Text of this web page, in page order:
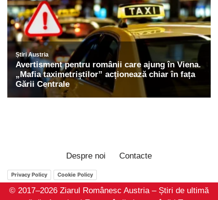
Despre noi Contacte
Privacy Policy Cookie Policy
© 2017–2026 Ziarul Românesc Austria – Știri de ultimă